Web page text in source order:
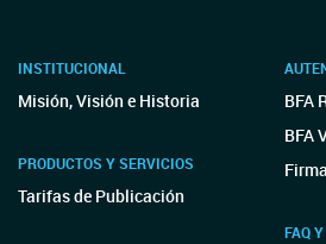
INSTITUCIONAL
Misión, Visión e Historia
PRODUCTOS Y SERVICIOS
Tarifas de Publicación
BFA
BFA
FAQ